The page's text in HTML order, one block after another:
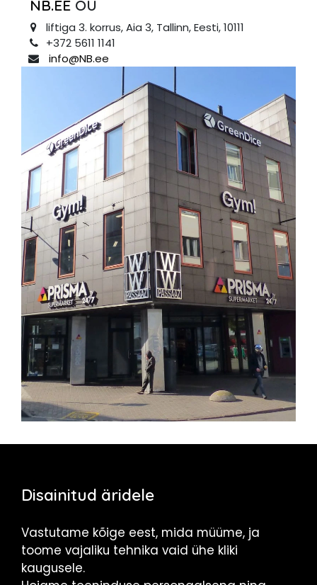
NB.EE OÜ
liftiga 3. korrus, Aia 3, Tallinn, Eesti, 10111
+372 5611 1141
info@NB.ee
Disainitud äridele
Vastutame kõige eest, mida müüme, ja
toome vajaliku tehnika vaid ühe kliki
kaugusele.